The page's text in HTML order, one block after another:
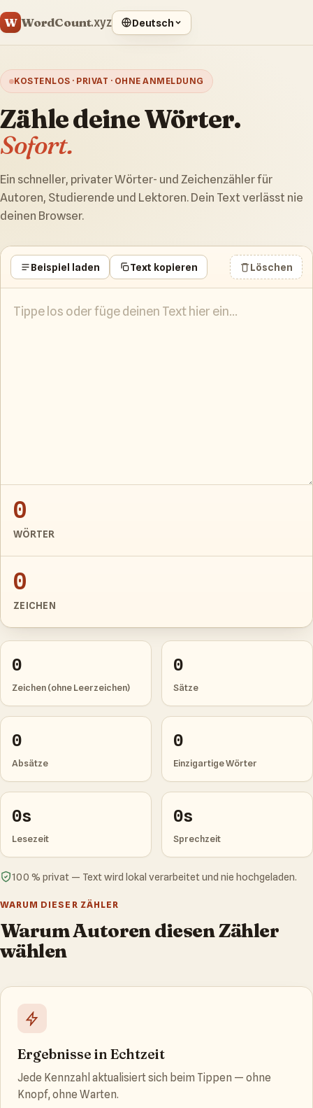
W WordCount.xyz Deutsch
KOSTENLOS · PRIVAT · OHNE ANMELDUNG
Zähle deine Wörter.
Sofort.
Ein schneller, privater Wörter- und Zeichenzähler für
Autoren, Studierende und Lektoren. Dein Text verlässt nie
deinen Browser.
Beispiel laden Text kopieren Löschen
0
WÖRTER
0
ZEICHEN
0
Zeichen (ohne Leerzeichen)
0
Sätze
0
Absätze
0
Einzigartige Wörter
0s
Lesezeit
0s
Sprechzeit
100 % privat — Text wird lokal verarbeitet und nie hochgeladen.
WARUM DIESER ZÄHLER
Warum Autoren diesen Zähler
wählen
Ergebnisse in Echtzeit
Jede Kennzahl aktualisiert sich beim Tippen — ohne
Knopf, ohne Warten.